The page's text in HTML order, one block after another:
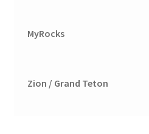
MyRocks
Zion / Grand Teton